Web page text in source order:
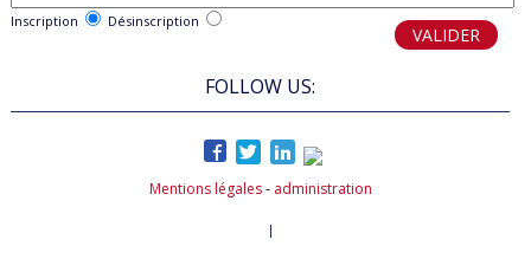
Inscription Désinscription
FOLLOW US:
Mentions légales- administration
|